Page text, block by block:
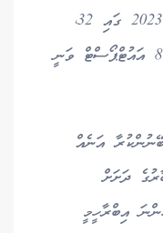
އެވްރެޖްކޮށް 8 އައުޓްޕޯސްޓް ހެދިއިރު، 2023 ގައި 32،
2024 ގައި 62، އަދި 2025 ގައި 86 އައުޓްޕޯސްޓް ވަނީ
އަނެއް
ދަށަށް
އިބްރާހީމީ